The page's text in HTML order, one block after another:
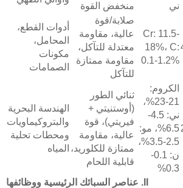
ني منخفض القوة
Cr: 11.5-
18%، C:
0.1-1.2%
صلابة/قوة
عالية، مقاومة
معتدلة للتآكل،
مقاومة ممتازة
للتآكل
أدوات القطع،
المحامل،
مكونات
الصمامات
الكروم:
21-23%،
ني: 4.5-
6.5%، مو:
2.5-3.5%،
ن: 0.1-
0.3%
ثنائي الطور
(أوستنيتي +
فيريتي)، قوة
عالية، مقاومة
ممتازة للكلوريد،
قابلية اللحام
الهندسة البحرية
والبتروكيماويات
ومحطات تحلية
المياه